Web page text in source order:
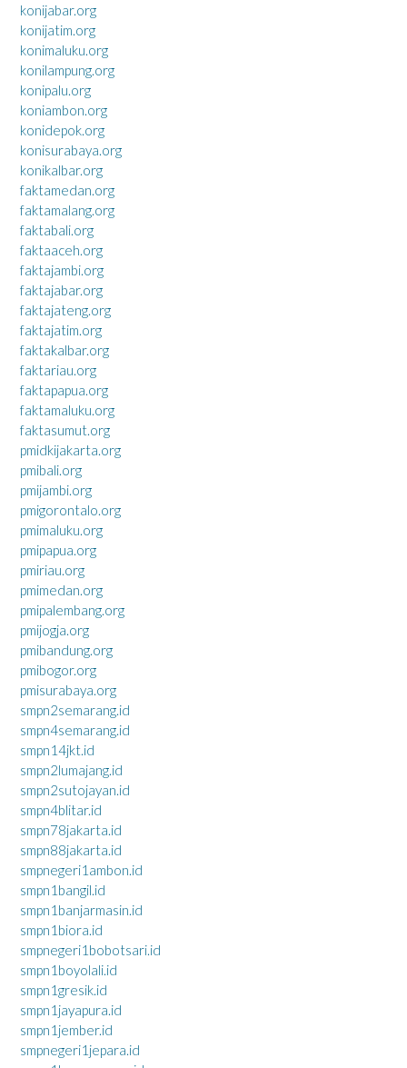
konijabar.org
konijatim.org
konimaluku.org
konilampung.org
konipalu.org
koniambon.org
konidepok.org
konisurabaya.org
konikalbar.org
faktamedan.org
faktamalang.org
faktabali.org
faktaaceh.org
faktajambi.org
faktajabar.org
faktajateng.org
faktajatim.org
faktakalbar.org
faktariau.org
faktapapua.org
faktamaluku.org
faktasumut.org
pmidkijakarta.org
pmibali.org
pmijambi.org
pmigorontalo.org
pmimaluku.org
pmipapua.org
pmiriau.org
pmimedan.org
pmipalembang.org
pmijogja.org
pmibandung.org
pmibogor.org
pmisurabaya.org
smpn2semarang.id
smpn4semarang.id
smpn14jkt.id
smpn2lumajang.id
smpn2sutojayan.id
smpn4blitar.id
smpn78jakarta.id
smpn88jakarta.id
smpnegeri1ambon.id
smpn1bangil.id
smpn1banjarmasin.id
smpn1biora.id
smpnegeri1bobotsari.id
smpn1boyolali.id
smpn1gresik.id
smpn1jayapura.id
smpn1jember.id
smpnegeri1jepara.id